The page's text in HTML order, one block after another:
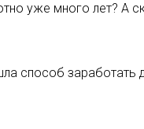
уже много лет? А
способ заработать